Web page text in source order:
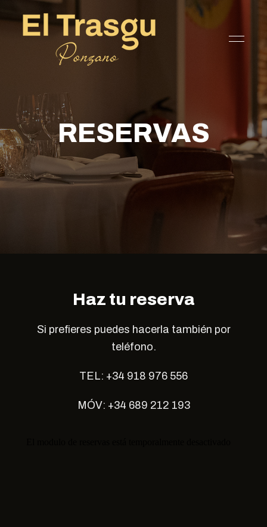
RESERVAS
Haz tu reserva
Si prefieres puedes hacerla también por
teléfono.
TEL: +34 918 976 556
MÓV: +34 689 212 193